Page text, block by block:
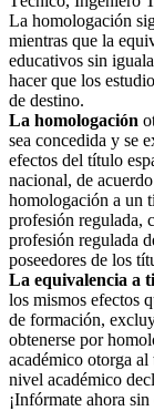
La homologación
mientras que la
educativos sin
hacer que los
de destino.
La homologación
sea concedida y se
efectos del título
nacional, de
homologación a un
profesión regulada,
profesión regulada
poseedores de los
La equivalencia a
los mismos efectos
de formación,
obtenerse por
académico otorga
nivel académico
¡Infórmate ahora